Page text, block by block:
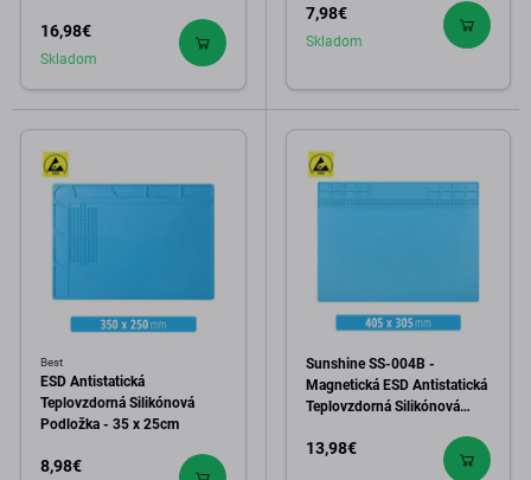
16,98€
Skladom
7,98€
Skladom
Best
ESD Antistatická
Teplovzdorná Silikónová
Podložka - 35 x 25cm
8,98€
Sunshine SS-004B -
Magnetická ESD Antistatická
Teplovzdorná Silikónová
13,98€